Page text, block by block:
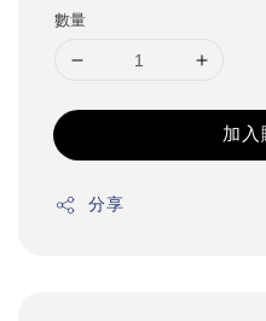
數量
加入
分享